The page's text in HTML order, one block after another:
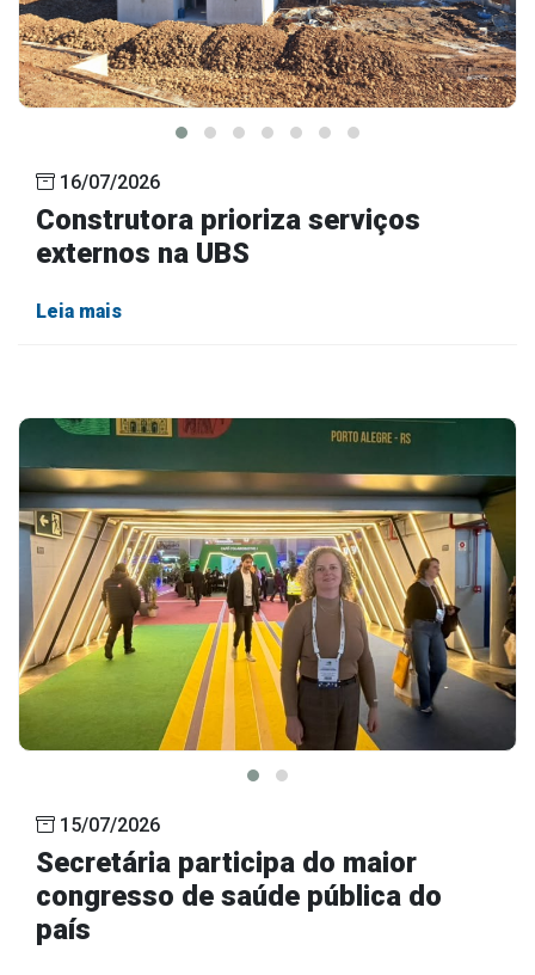
16/07/2026
Construtora prioriza serviços
externos na UBS
Leia mais
15/07/2026
Secretária participa do maior
congresso de saúde pública do
país